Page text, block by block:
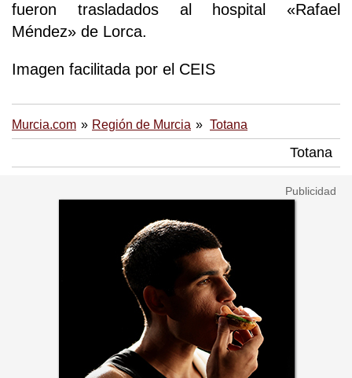
fueron trasladados al hospital «Rafael
Méndez» de Lorca.
Imagen facilitada por el CEIS
Murcia.com Región de Murcia Totana
Totana